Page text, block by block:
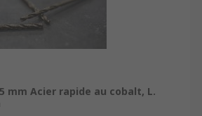
mm Acier rapide au cobalt, L.